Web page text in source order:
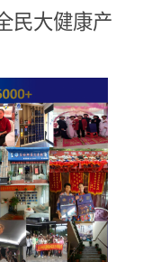
民大健康产